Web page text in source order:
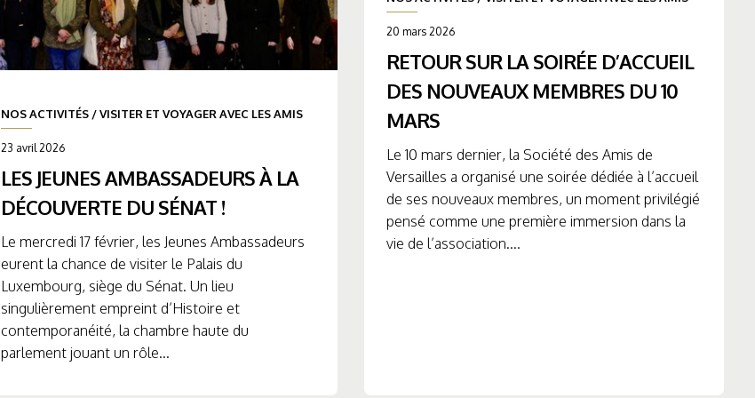
NOS ACTIVITÉS/VISITER ET VOYAGER AVEC LES AMIS
23 avril 2026
LES JEUNES AMBASSADEURS À LA
DÉCOUVERTE DU SÉNAT !
Le mercredi 17 février, les Jeunes Ambassadeurs
eurent la chance de visiter le Palais du
Luxembourg, siège du Sénat. Un lieu
singulièrement empreint d’Histoire et
contemporanéité, la chambre haute du
parlement jouant un rôle...
20 mars 2026
RETOUR SUR LA SOIRÉE D’ACCUEIL
DES NOUVEAUX MEMBRES DU 10
MARS
Le 10 mars dernier, la Société des Amis de
Versailles a organisé une soirée dédiée à l’accueil
de ses nouveaux membres, un moment privilégié
pensé comme une première immersion dans la
vie de l’association....